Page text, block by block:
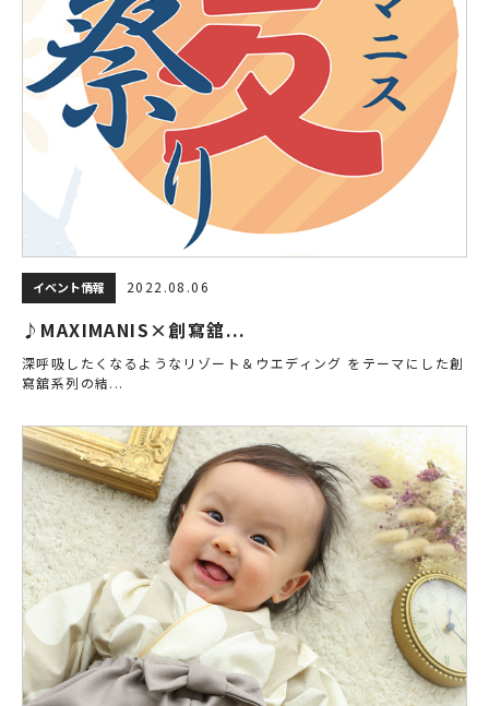
イベント情報 2022.08.06
♪MAXIMANIS×創寫舘...
深呼吸したくなるようなリゾート＆ウエディング をテーマにした創
寫舘系列の結...